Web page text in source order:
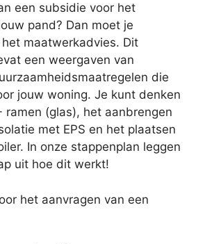
een subsidie voor het
pand? Dan moet je
maatwerkadvies. Dit
een weergaven van
die
jouw woning. Je kunt denken
ramen (glas), het aanbrengen
met EPS en het plaatsen
In onze stappenplan leggen
uit hoe dit werkt!
het aanvragen van een